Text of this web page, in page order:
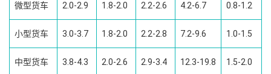
微型货车 2.0-2.9 1.8-2.0 2.2-2.6 4.2-6.7 0.8-1.2
小型货车 3.0-3.7 1.8-2.0 2.2-2.8 7.2-9.6 1.0-1.5
中型货车 3.8-4.3 2.0-2.6 2.9-3.4 12.3-19.8 1.5-2.0